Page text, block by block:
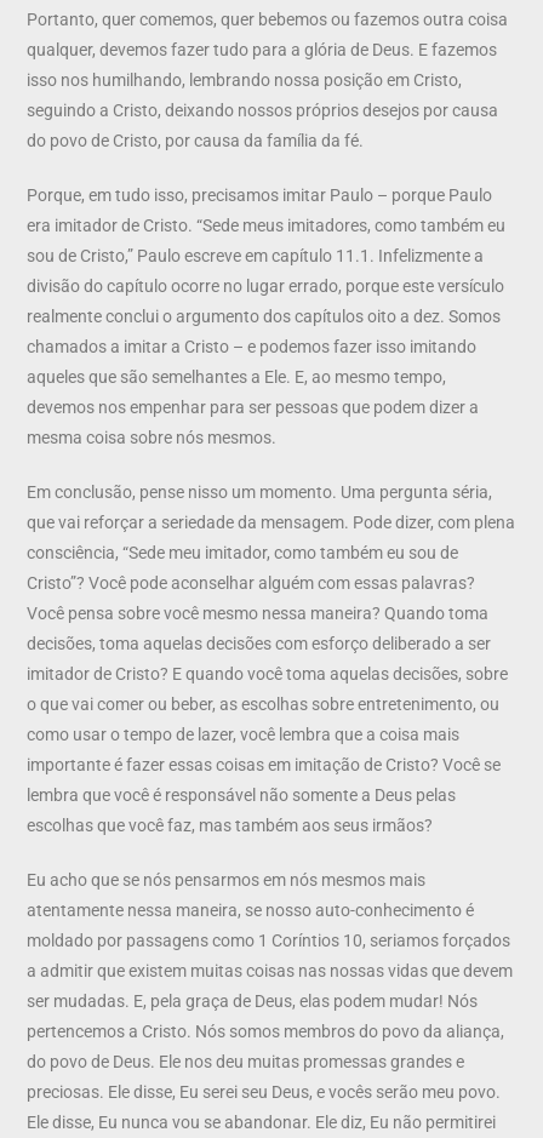
Portanto, quer comemos, quer bebemos ou fazemos outra coisa
qualquer, devemos fazer tudo para a glória de Deus. E fazemos
isso nos humilhando, lembrando nossa posição em Cristo,
seguindo a Cristo, deixando nossos próprios desejos por causa
do povo de Cristo, por causa da família da fé.
Porque, em tudo isso, precisamos imitar Paulo – porque Paulo
era imitador de Cristo. “Sede meus imitadores, como também eu
sou de Cristo,” Paulo escreve em capítulo 11.1. Infelizmente a
divisão do capítulo ocorre no lugar errado, porque este versículo
realmente conclui o argumento dos capítulos oito a dez. Somos
chamados a imitar a Cristo – e podemos fazer isso imitando
aqueles que são semelhantes a Ele. E, ao mesmo tempo,
devemos nos empenhar para ser pessoas que podem dizer a
mesma coisa sobre nós mesmos.
Em conclusão, pense nisso um momento. Uma pergunta séria,
que vai reforçar a seriedade da mensagem. Pode dizer, com plena
consciência, “Sede meu imitador, como também eu sou de
Cristo”? Você pode aconselhar alguém com essas palavras?
Você pensa sobre você mesmo nessa maneira? Quando toma
decisões, toma aquelas decisões com esforço deliberado a ser
imitador de Cristo? E quando você toma aquelas decisões, sobre
o que vai comer ou beber, as escolhas sobre entretenimento, ou
como usar o tempo de lazer, você lembra que a coisa mais
importante é fazer essas coisas em imitação de Cristo? Você se
lembra que você é responsável não somente a Deus pelas
escolhas que você faz, mas também aos seus irmãos?
Eu acho que se nós pensarmos em nós mesmos mais
atentamente nessa maneira, se nosso auto-conhecimento é
moldado por passagens como 1 Coríntios 10, seriamos forçados
a admitir que existem muitas coisas nas nossas vidas que devem
ser mudadas. E, pela graça de Deus, elas podem mudar! Nós
pertencemos a Cristo. Nós somos membros do povo da aliança,
do povo de Deus. Ele nos deu muitas promessas grandes e
preciosas. Ele disse, Eu serei seu Deus, e vocês serão meu povo.
Ele disse, Eu nunca vou se abandonar. Ele diz, Eu não permitirei